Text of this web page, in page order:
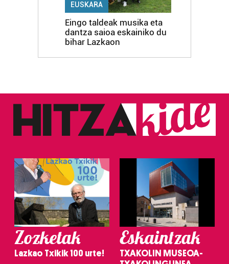
EUSKARA
Eingo taldeak musika eta
dantza saioa eskainiko du
bihar Lazkaon
Zozketak
Lazkao Txikik 100 urte!
Eskaintzak
TXAKOLIN MUSEOA-